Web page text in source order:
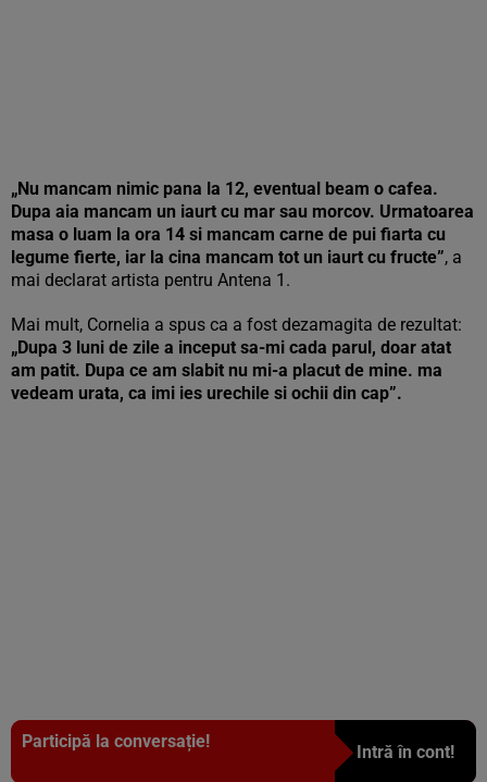
„Nu mancam nimic pana la 12, eventual beam o cafea.
Dupa aia mancam un iaurt cu mar sau morcov. Urmatoarea
masa o luam la ora 14 si mancam carne de pui fiarta cu
legume fierte, iar la cina mancam tot un iaurt cu fructe”, a
mai declarat artista pentru Antena 1.
Mai mult, Cornelia a spus ca a fost dezamagita de rezultat:
„Dupa 3 luni de zile a inceput sa-mi cada parul, doar atat
am patit. Dupa ce am slabit nu mi-a placut de mine. ma
vedeam urata, ca imi ies urechile si ochii din cap”.
Participă la conversație!
Intră în cont!